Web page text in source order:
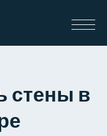
стены в